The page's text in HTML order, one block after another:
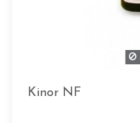
Kinor NF